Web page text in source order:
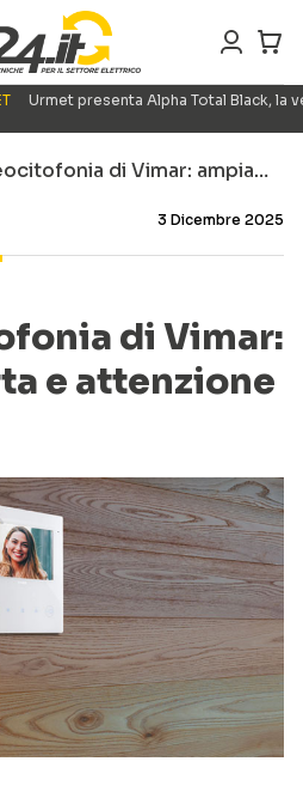
Urmet presenta Alpha Total Black,
di Vimar: ampia…
3 Dicembre 2025
di Vimar:
e attenzione